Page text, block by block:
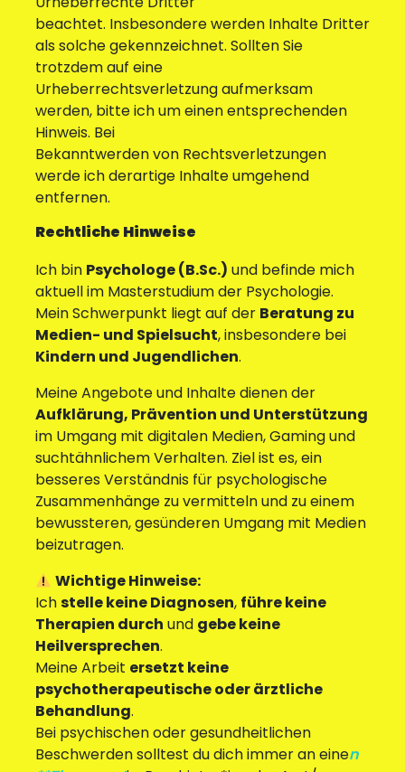
beachtet. Insbesondere werden Inhalte Dritter
als solche gekennzeichnet. Sollten Sie
trotzdem auf eine
Urheberrechtsverletzung aufmerksam
werden, bitte ich um einen entsprechenden
Hinweis. Bei
Bekanntwerden von Rechtsverletzungen
werde ich derartige Inhalte umgehend
entfernen.
Rechtliche Hinweise
Ich bin Psychologe (B.Sc.) und befinde mich
aktuell im Masterstudium der Psychologie.
Mein Schwerpunkt liegt auf der Beratung zu
Medien- und Spielsucht, insbesondere bei
Kindern und Jugendlichen.
Meine Angebote und Inhalte dienen der
Aufklärung, Prävention und Unterstützung
im Umgang mit digitalen Medien, Gaming und
suchtähnlichem Verhalten. Ziel ist es, ein
besseres Verständnis für psychologische
Zusammenhänge zu vermitteln und zu einem
bewussteren, gesünderen Umgang mit Medien
beizutragen.
Wichtige Hinweise:
Ichstelle keine Diagnosen, führe keine
Therapien durch und gebe keine
Heilversprechen.
Meine Arbeit ersetzt keine
psychotherapeutische oder ärztliche
Behandlung.
Bei psychischen oder gesundheitlichen
Beschwerden solltest du dich immer an einen